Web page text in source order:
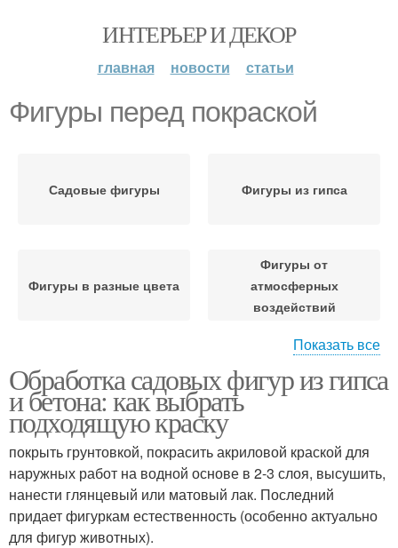
ИНТЕРЬЕР И ДЕКОР
главная новости статьи
Фигуры перед покраской
Садовые фигуры Фигуры из гипса
Фигуры в разные цвета
Фигуры от
атмосферных
воздействий
Краски для садовых
фигур
Гипсовые фигуры
Показать все
Обработка садовых фигур из гипса
и бетона: как выбрать
подходящую краску
покрыть грунтовкой, покрасить акриловой краской для
наружных работ на водной основе в 2-3 слоя, высушить,
нанести глянцевый или матовый лак. Последний
придает фигуркам естественность (особенно актуально
для фигур животных).